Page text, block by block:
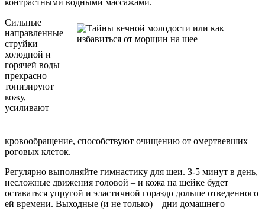
Сильные
направленные
струйки
холодной и
горячей воды
прекрасно
тонизируют
кожу,
усиливают
кровообращение, способствуют очищению от омертвевших
роговых клеток.
Регулярно выполняйте гимнастику для шеи. 3-5 минут в день,
несложные движения головой – и кожа на шейке будет
оставаться упругой и эластичной гораздо дольше отведенного
ей времени. Выходные (и не только) – дни домашнего